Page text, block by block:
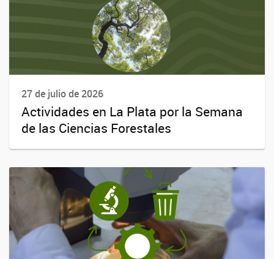
27 de julio de 2026
Actividades en La Plata por la Semana
de las Ciencias Forestales